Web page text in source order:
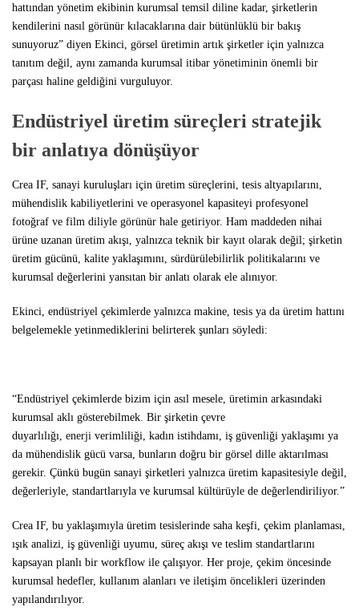
hattından yönetim ekibinin kurumsal temsil diline kadar, şirketlerin
kendilerini nasıl görünür kılacaklarına dair bütünlüklü bir bakış
sunuyoruz” diyen Ekinci, görsel üretimin artık şirketler için yalnızca
tanıtım değil, aynı zamanda kurumsal itibar yönetiminin önemli bir
parçası haline geldiğini vurguluyor.
Endüstriyel üretim süreçleri stratejik
bir anlatıya dönüşüyor
Crea IF, sanayi kuruluşları için üretim süreçlerini, tesis altyapılarını,
mühendislik kabiliyetlerini ve operasyonel kapasiteyi profesyonel
fotoğraf ve film diliyle görünür hale getiriyor. Ham maddeden nihai
ürüne uzanan üretim akışı, yalnızca teknik bir kayıt olarak değil; şirketin
üretim gücünü, kalite yaklaşımını, sürdürülebilirlik politikalarını ve
kurumsal değerlerini yansıtan bir anlatı olarak ele alınıyor.
Ekinci, endüstriyel çekimlerde yalnızca makine, tesis ya da üretim hattını
belgelemekle yetinmediklerini belirterek şunları söyledi:
“Endüstriyel çekimlerde bizim için asıl mesele, üretimin arkasındaki
kurumsal aklı gösterebilmek. Bir şirketin çevre
duyarlılığı, enerji verimliliği, kadın istihdamı, iş güvenliği yaklaşımı ya
da mühendislik gücü varsa, bunların doğru bir görsel dille aktarılması
gerekir. Çünkü bugün sanayi şirketleri yalnızca üretim kapasitesiyle değil,
değerleriyle, standartlarıyla ve kurumsal kültürüyle de değerlendiriliyor.”
Crea IF, bu yaklaşımıyla üretim tesislerinde saha keşfi, çekim planlaması,
ışık analizi, iş güvenliği uyumu, süreç akışı ve teslim standartlarını
kapsayan planlı bir workflow ile çalışıyor. Her proje, çekim öncesinde
kurumsal hedefler, kullanım alanları ve iletişim öncelikleri üzerinden
yapılandırılıyor.